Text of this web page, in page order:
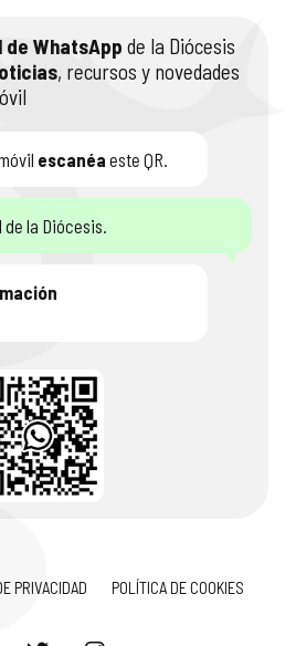
WhatsApp de la Diócesis
, recursos y novedades
escanéa este QR.
de la Diócesis.
PRIVACIDAD POLÍTICA DE COOKIES